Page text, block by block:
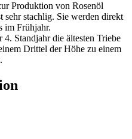
Produktion von Rosenöl
stachlig. Sie werden direkt
im Frühjahr.
Standjahr die ältesten Triebe
Drittel der Höhe zu einem